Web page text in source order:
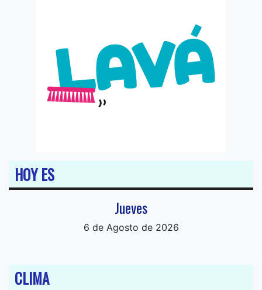
HOY ES
Jueves
6 de Agosto de 2026
CLIMA